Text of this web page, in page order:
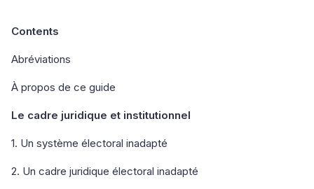
Contents
Abréviations
À propos de ce guide
Le cadre juridique et institutionnel
1. Un système électoral inadapté
2. Un cadre juridique électoral inadapté